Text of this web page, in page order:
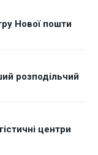
Нової пошти
розподільчий
центри